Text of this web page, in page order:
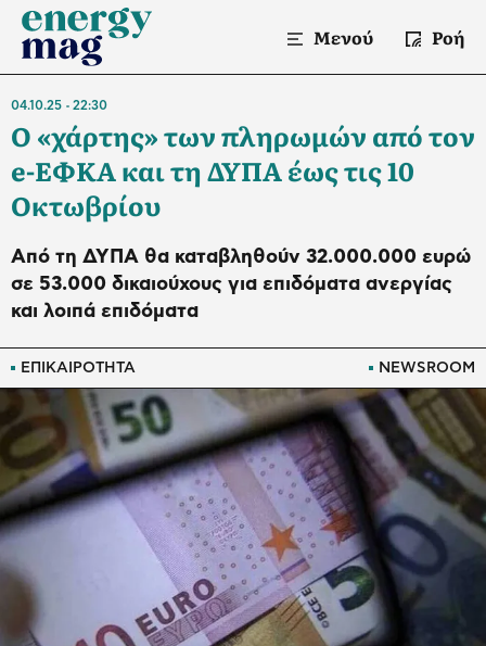
Μενού Ροή
ΕΠΙΚΑΙΡΟΤΗΤΑ NEWSROOM
04.10.25 22:30
Ο «χάρτης» των πληρωμών από τον
e-ΕΦΚΑ και τη ΔΥΠΑ έως τις 10
Οκτωβρίου
Από τη ΔΥΠΑ θα καταβληθούν 32.000.000 ευρώ
σε 53.000 δικαιούχους για επιδόματα ανεργίας
και λοιπά επιδόματα